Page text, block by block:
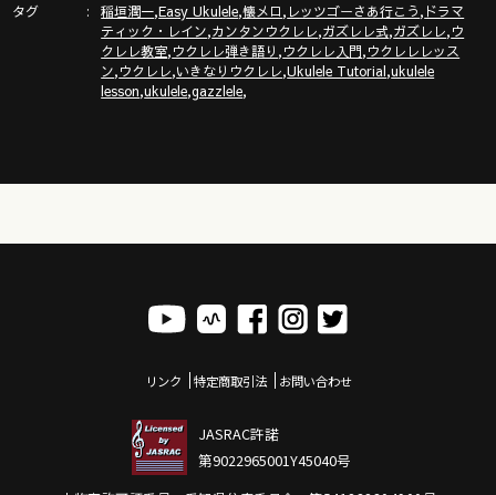
タグ 稲垣潤一,Easy Ukulele,懐メロ, レッツゴーさあ行こう, ドラマ
ティック・レイン,カンタンウクレレ,ガズレレ式,ガズレレ,ウ
クレレ教室,ウクレレ弾き語り ,ウクレレ入門,ウクレレレッス
ン,ウクレレ,いきなりウクレレ,Ukulele Tutorial,ukulele
lesson,ukulele,gazzlele,
リンク 特定商取引法 お問い合わせ
JASRAC許諾
第9022965001Y45040号